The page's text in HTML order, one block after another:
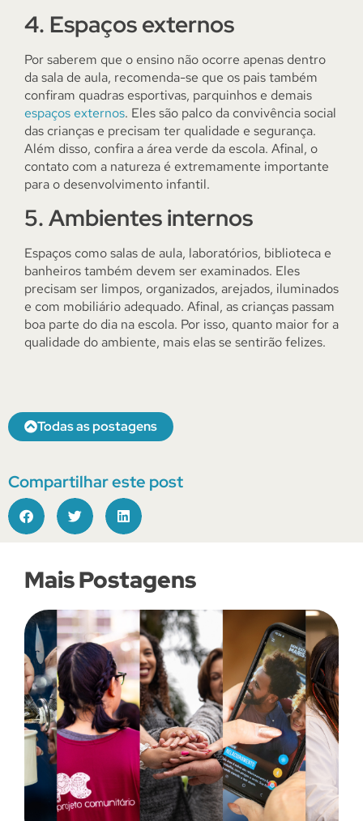
4. Espaços externos
Por saberem que o ensino não ocorre apenas dentro
da sala de aula, recomenda-se que os pais também
confiram quadras esportivas, parquinhos e demais
espaços externos. Eles são palco da convivência social
das crianças e precisam ter qualidade e segurança.
Além disso, confira a área verde da escola. Afinal, o
contato com a natureza é extremamente importante
para o desenvolvimento infantil.
5. Ambientes internos
Espaços como salas de aula, laboratórios, biblioteca e
banheiros também devem ser examinados. Eles
precisam ser limpos, organizados, arejados, iluminados
e com mobiliário adequado. Afinal, as crianças passam
boa parte do dia na escola. Por isso, quanto maior for a
qualidade do ambiente, mais elas se sentirão felizes.
Todas as postagens
Compartilhar este post
Mais Postagens